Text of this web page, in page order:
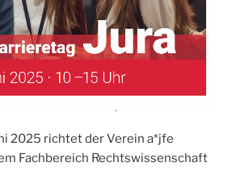
2025 richtet der Verein a*jfe
Fachbereich Rechtswissenschaft